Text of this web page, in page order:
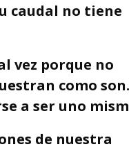
caudal no tiene
vez porque no
como son.
a ser uno
de nuestra